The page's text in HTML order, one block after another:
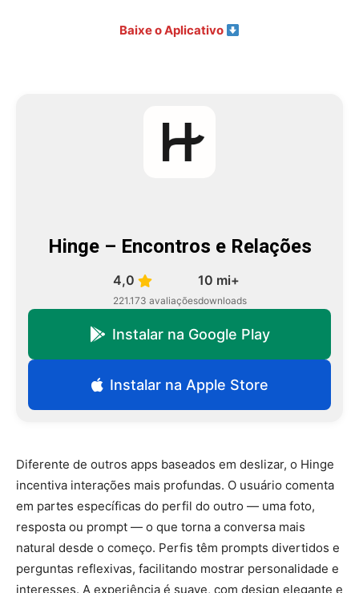
Baixe o Aplicativo
Hinge – Encontros e Relações
4,0
221.173 avaliações
10 mi+
downloads
Instalar na Google Play
Instalar na Apple Store
Diferente de outros apps baseados em deslizar, o Hinge
incentiva interações mais profundas. O usuário comenta
em partes específicas do perfil do outro — uma foto,
resposta ou prompt — o que torna a conversa mais
natural desde o começo. Perfis têm prompts divertidos e
perguntas reflexivas, facilitando mostrar personalidade e
interesses. A experiência é suave, com design elegante e